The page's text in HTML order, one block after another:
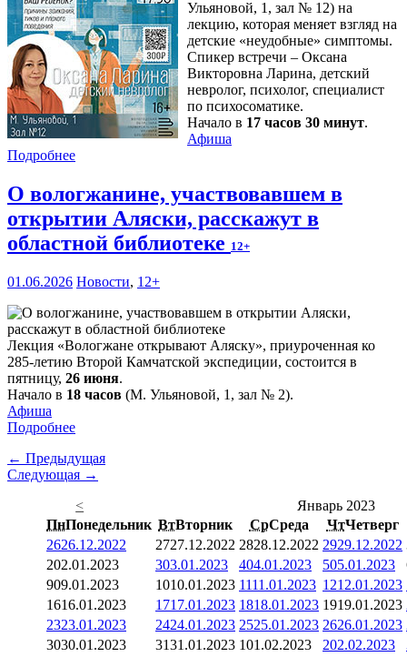
Ульяновой, 1, зал № 12) на
лекцию, которая меняет взгляд на
детские «неудобные» симптомы.
Спикер встречи – Оксана
Викторовна Ларина, детский
невролог, психолог, специалист
по психосоматике.
Начало в 17 часов 30 минут.
Афиша
Подробнее
О вологжанине, участвовавшем в
открытии Аляски, расскажут в
областной библиотеке 12+
01.06.2026 Новости, 12+
Лекция «Вологжане открывают Аляску», приуроченная ко
285-летию Второй Камчатской экспедиции, состоится в
пятницу, 26 июня.
Начало в 18 часов (М. Ульяновой, 1, зал № 2).
Афиша
Подробнее
← Предыдущая
Следующая →
<
Январь 2023
ПнПонедельник ВтВторник СрСреда ЧтЧетверг
2626.12.2022 2727.12.2022 2828.12.2022 2929.12.2022
202.01.2023 303.01.2023 404.01.2023 505.01.2023
909.01.2023 1010.01.2023 1111.01.2023 1212.01.2023
1616.01.2023 1717.01.2023 1818.01.2023 1919.01.2023
2323.01.2023 2424.01.2023 2525.01.2023 2626.01.2023
3030.01.2023 3131.01.2023 101.02.2023 202.02.2023